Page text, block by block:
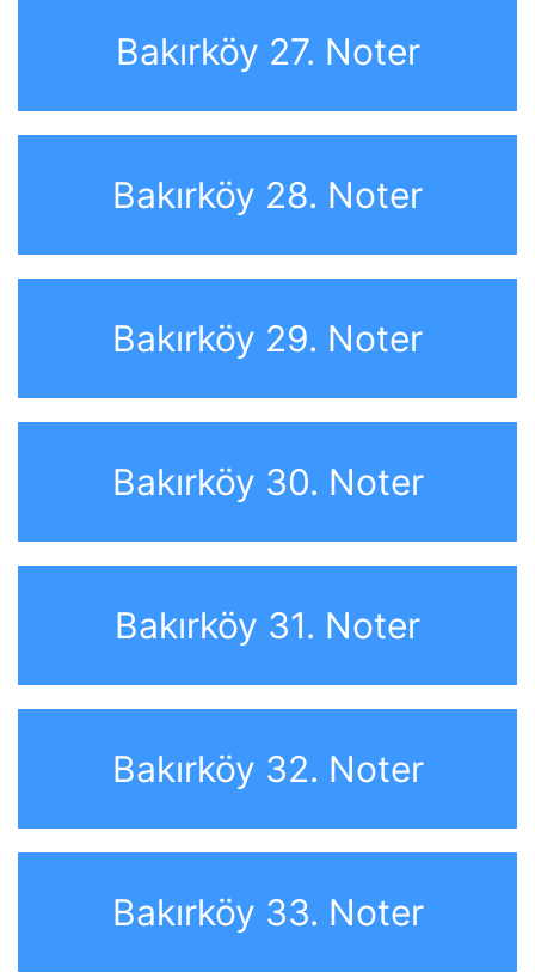
Bakırköy 27. Noter
Bakırköy 28. Noter
Bakırköy 29. Noter
Bakırköy 30. Noter
Bakırköy 31. Noter
Bakırköy 32. Noter
Bakırköy 33. Noter